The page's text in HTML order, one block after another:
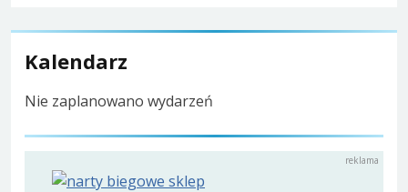
Kalendarz
Nie zaplanowano wydarzeń